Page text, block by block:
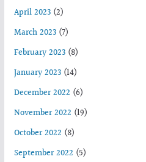
April 2023(2)
March 2023(7)
February 2023(8)
January 2023(14)
December 2022 (6)
November 2022 (19)
October 2022 (8)
September 2022 (5)